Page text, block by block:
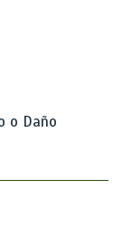
o Daño